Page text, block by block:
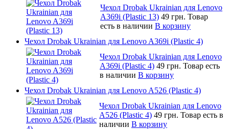
Чехол Drobak Ukrainian для Lenovo
A369i (Plastic 13) 49 грн. Товар
есть в наличии В корзину
Чехол Drobak Ukrainian для Lenovo A369i (Plastic 4)
Чехол Drobak Ukrainian для Lenovo
A369i (Plastic 4) 49 грн. Товар есть
в наличии В корзину
Чехол Drobak Ukrainian для Lenovo A526 (Plastic 4)
Чехол Drobak Ukrainian для Lenovo
A526 (Plastic 4) 49 грн. Товар есть в
наличии В корзину